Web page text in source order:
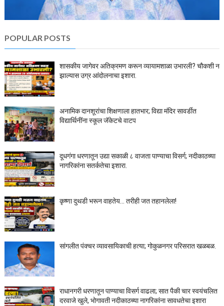
POPULAR POSTS
शासकीय जागेवर अतिक्रमण करून व्यायामशाळा उभारली? चौकशी न
झाल्यास उग्र आंदोलनाचा इशारा.
अनामिक दानशूरांचा शिक्षणाला हातभार; विद्या मंदिर सावर्डीत
विद्यार्थिनींना स्कूल जॅकेटचे वाटप
दूधगंगा धरणातून उद्या सकाळी ८ वाजता पाण्याचा विसर्ग; नदीकाठच्या
नागरिकांना सतर्कतेचा इशारा.
कृष्णा दुथडी भरून वाहतेय... तरीही जत तहानलेला!
सांगलीत पंक्चर व्यावसायिकाची हत्या; गोकुळनगर परिसरात खळबळ.
राधानगरी धरणातून पाण्याचा विसर्ग वाढला; सात पैकी चार स्वयंचलित
दरवाजे खुले, भोगावती नदीकाठच्या नागरिकांना सावधतेचा इशारा